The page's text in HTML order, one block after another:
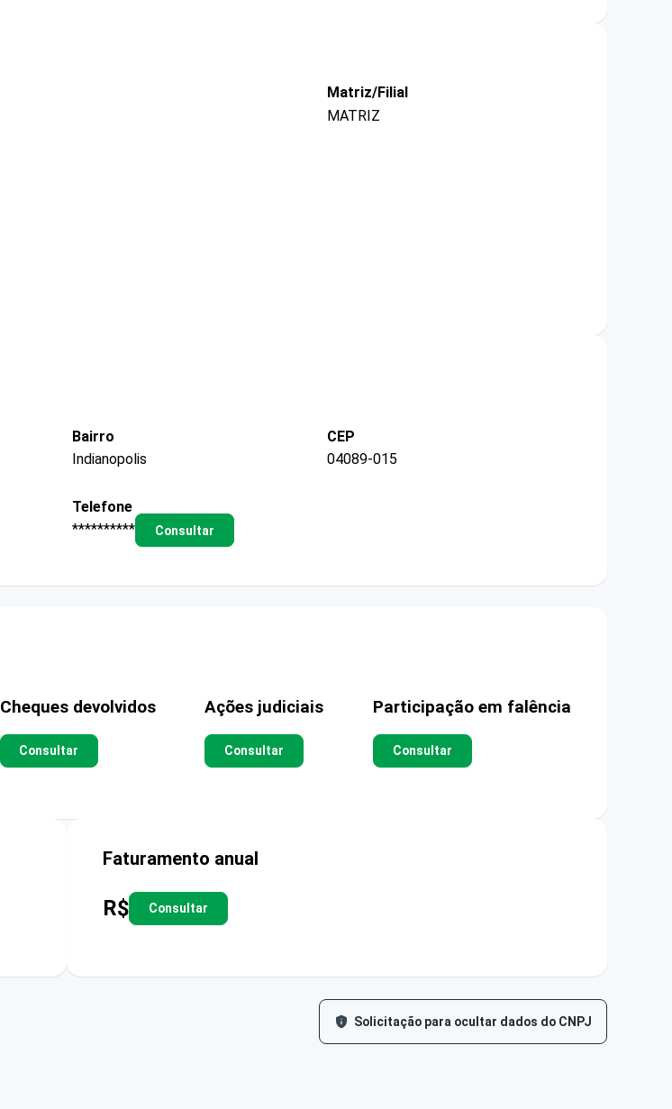
Matriz/Filial
MATRIZ
Bairro
Indianopolis
CEP
04089-015
Telefone
**********
Consultar
Cheques devolvidos
Consultar
Ações judiciais
Consultar
Participação em falência
Consultar
Faturamento anual
R$ Consultar
Solicitação para ocultar dados do CNPJ